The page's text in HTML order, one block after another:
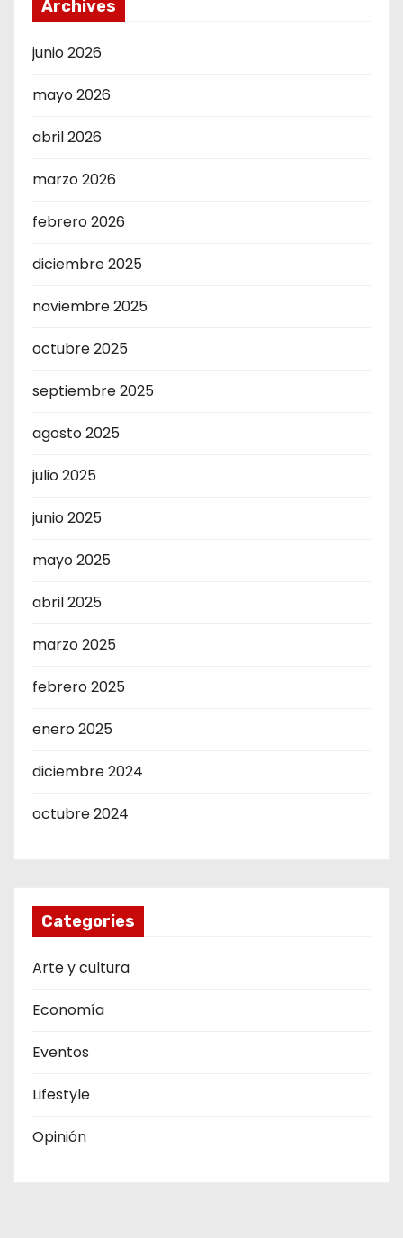
Archives
junio 2026
mayo 2026
abril 2026
marzo 2026
febrero 2026
diciembre 2025
noviembre 2025
octubre 2025
septiembre 2025
agosto 2025
julio 2025
junio 2025
mayo 2025
abril 2025
marzo 2025
febrero 2025
enero 2025
diciembre 2024
octubre 2024
Categories
Arte y cultura
Economía
Eventos
Lifestyle
Opinión